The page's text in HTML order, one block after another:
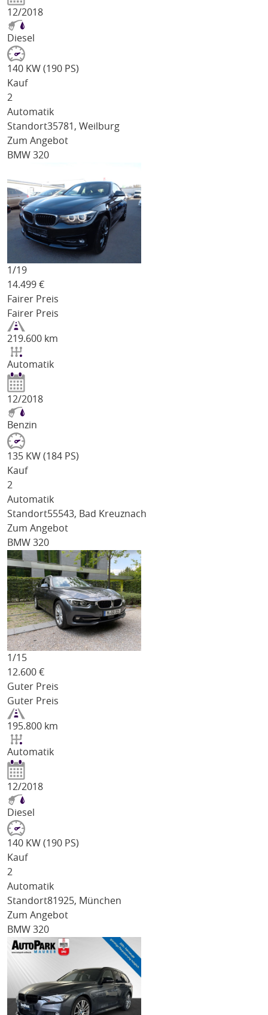
12/2018
Diesel
140 KW (190 PS)
Kauf
2
Automatik
Standort35781, Weilburg
Zum Angebot
BMW 320
1/19
14.499 €
Fairer Preis
Fairer Preis
219.600 km
Automatik
12/2018
Benzin
135 KW (184 PS)
Kauf
2
Automatik
Standort55543, Bad Kreuznach
Zum Angebot
BMW 320
1/15
12.600 €
Guter Preis
Guter Preis
195.800 km
Automatik
12/2018
Diesel
140 KW (190 PS)
Kauf
2
Automatik
Standort81925, München
Zum Angebot
BMW 320